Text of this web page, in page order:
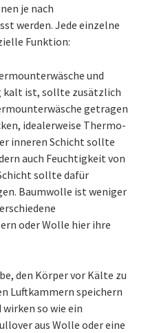
je nach
werden. Jede einzelne
Funktion:
und
kalt ist, sollte zusätzlich
getragen
idealerweise Thermo-
inneren Schicht sollte
auch Feuchtigkeit von
sollte dafür
Baumwolle ist weniger
oder Wolle hier ihre
den Körper vor Kälte zu
Luftkammern speichern
so wie ein
aus Wolle oder eine